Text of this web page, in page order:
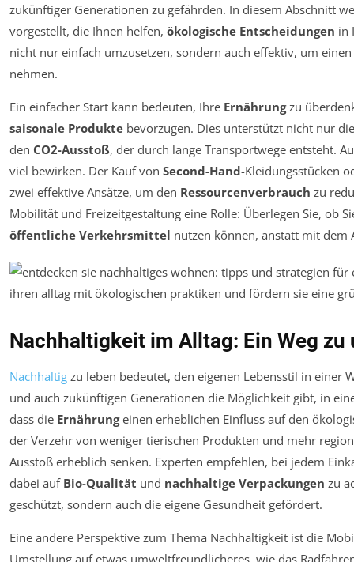
zukünftiger Generationen zu gefährden. In diesem Abschnitt
vorgestellt, die Ihnen helfen, ökologische Entscheidungen in
nicht nur einfach umzusetzen, sondern auch effektiv, um
nehmen.
Ein einfacher Start kann bedeuten, Ihre Ernährungzu
saisonale Produkte bevorzugen. Dies unterstützt nicht nur
den CO2-Ausstoß, der durch lange Transportwege entsteht.
viel bewirken. Der Kauf von Second-Hand-Kleidungsstücken
zwei effektive Ansätze, um den Ressourcenverbrauch zu
Mobilität und Freizeitgestaltung eine Rolle: Überlegen Sie, ob
öffentliche Verkehrsmittel nutzen können, anstatt mit dem
Nachhaltigkeit im Alltag: Ein Weg
Nachhaltig zu leben bedeutet, den eigenen Lebensstil in einer
und auch zukünftigen Generationen die Möglichkeit gibt, in
dass die Ernährungeinen erheblichen Einfluss auf den
der Verzehr von weniger tierischen Produkten und mehr
Ausstoß erheblich senken. Experten empfehlen, bei jedem
dabei auf Bio-Qualität und nachhaltige Verpackungen zu
geschützt, sondern auch die eigene Gesundheit gefördert.
Eine andere Perspektive zum Thema Nachhaltigkeit ist die
Umstellung auf etwas umweltfreundlicheres, wie das